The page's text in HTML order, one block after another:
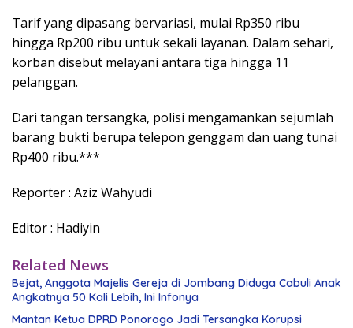
Tarif yang dipasang bervariasi, mulai Rp350 ribu
hingga Rp200 ribu untuk sekali layanan. Dalam sehari,
korban disebut melayani antara tiga hingga 11
pelanggan.
Dari tangan tersangka, polisi mengamankan sejumlah
barang bukti berupa telepon genggam dan uang tunai
Rp400 ribu.***
Reporter : Aziz Wahyudi
Editor : Hadiyin
Related News
Bejat, Anggota Majelis Gereja di Jombang Diduga Cabuli Anak
Angkatnya 50 Kali Lebih, Ini Infonya
Mantan Ketua DPRD Ponorogo Jadi Tersangka Korupsi